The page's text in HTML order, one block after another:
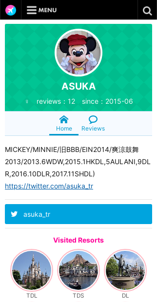
ASUKA
♀ reviews：12 since：2015-06
Home Reviews
MICKEY/MINNIE/旧BBB/EIN2014/爽涼鼓舞
2013/2013.6WDW,2015.1HKDL,5AULANI,9DL
R,2016.10DLR,2017.11SHDL)
https://twitter.com/asuka_tr
asuka_tr
Visited Resorts
TDL TDS DL